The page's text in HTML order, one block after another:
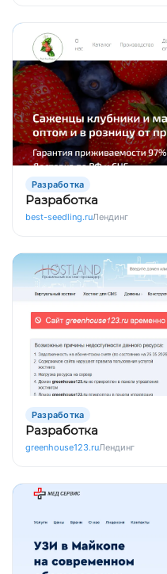
Разработка
Разработка
best-seedling.ruЛендинг
Разработка
Разработка
greenhouse123.ruЛендинг